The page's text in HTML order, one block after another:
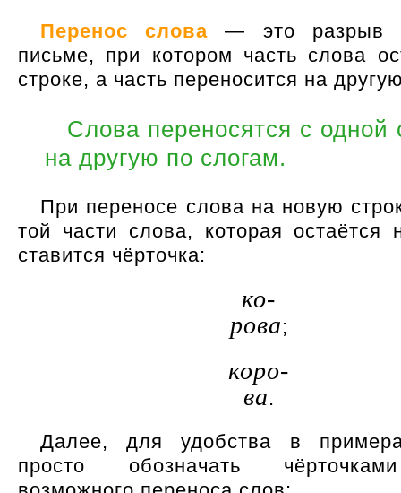
Перенос слова — это разрыв
письме, при котором часть слова
строке, а часть переносится на
Слова переносятся с одной
на другую по слогам.
При переносе слова на новую
той части слова, которая остаётся
ставится чёрточка:
ко-
рова;
коро-
ва.
Далее, для удобства в
просто обозначать